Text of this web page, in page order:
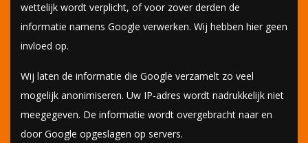
wettelijk wordt verplicht, of voor zover derden de
informatie namens Google verwerken. Wij hebben hier geen
invloed op.
Wij laten de informatie die Google verzamelt zo veel
mogelijk anonimiseren. Uw IP-adres wordt nadrukkelijk niet
meegegeven. De informatie wordt overgebracht naar en
door Google opgeslagen op servers.